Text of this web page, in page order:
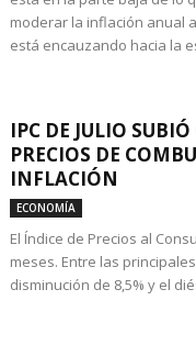
moderar la inflación anual
está encauzando hacia la
IPC DE JULIO
PRECIOS DE
INFLACIÓN
ECONOMÍA
El Índice de Precios al
meses. Entre las
disminución de 8,5% y el